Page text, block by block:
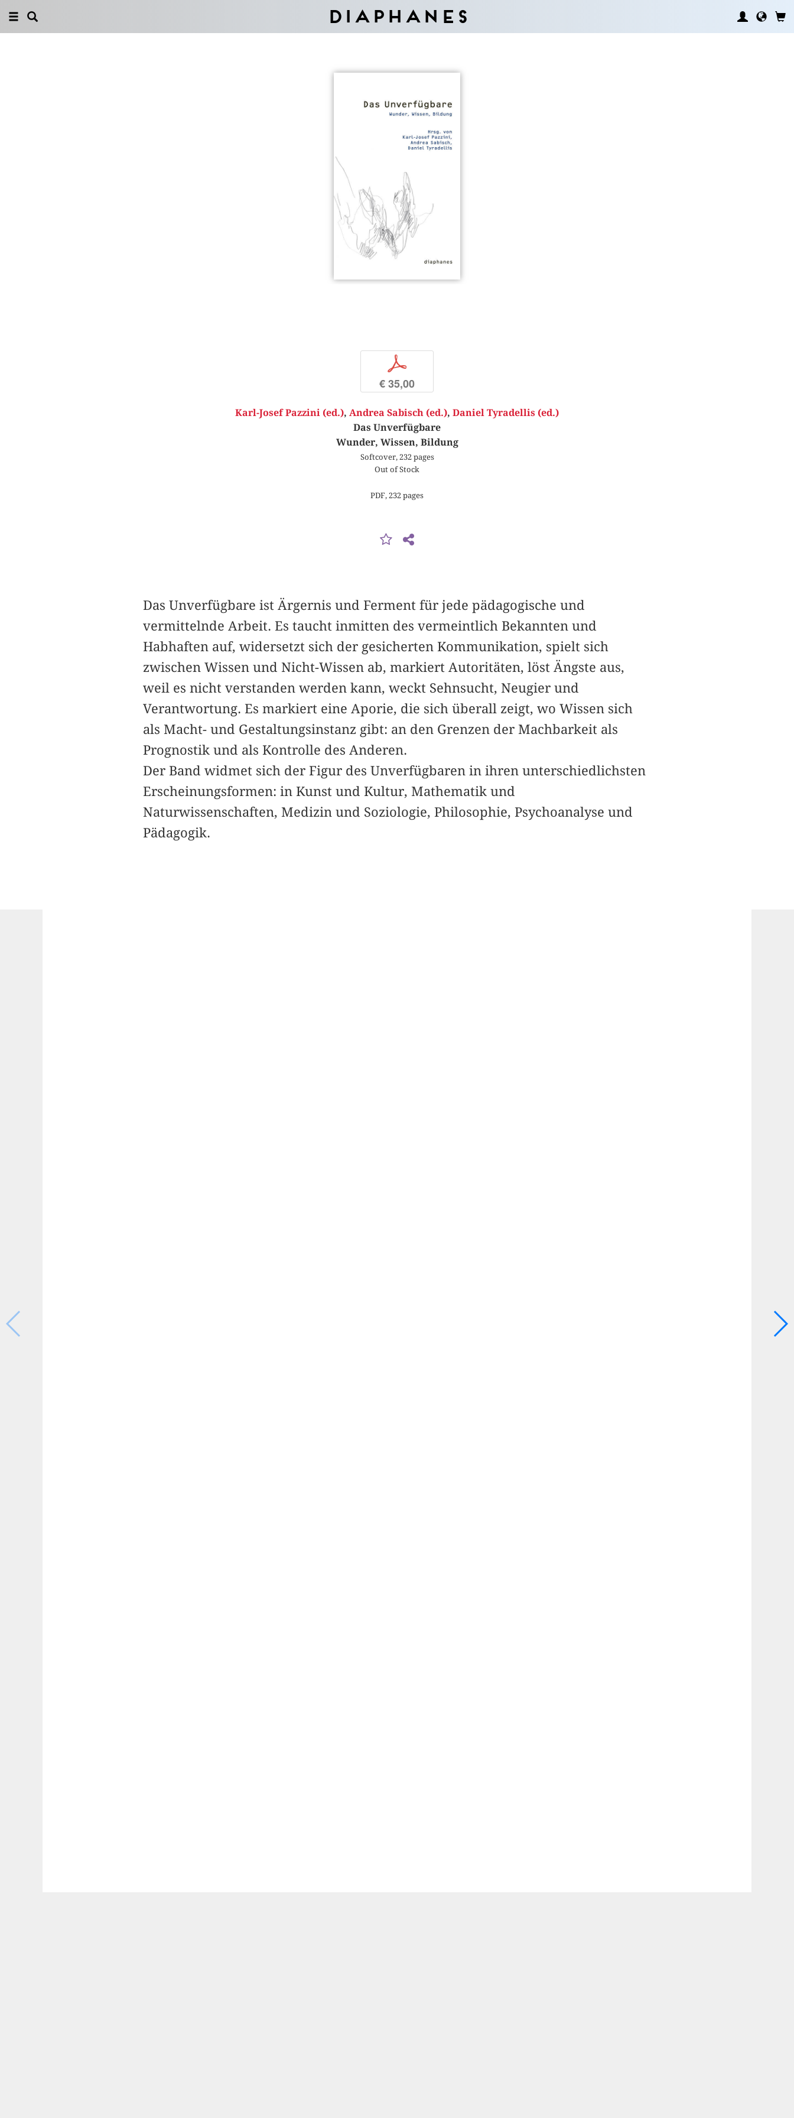
Diaphanes
p
€ 35,00
Karl-Josef Pazzini (ed.), Andrea Sabisch (ed.), Daniel Tyradellis (ed.)
Das Unverfügbare
Wunder, Wissen, Bildung
Softcover, 232 pages
Out of Stock
PDF, 232 pages
Das Unverfügbare ist Ärgernis und Ferment für jede pädagogische und
vermittelnde Arbeit. Es taucht inmitten des vermeintlich Bekannten und
Habhaften auf, widersetzt sich der gesicherten Kommunikation, spielt sich
zwischen Wissen und Nicht-Wissen ab, markiert Autoritäten, löst Ängste aus,
weil es nicht verstanden werden kann, weckt Sehnsucht, Neugier und
Verantwortung. Es markiert eine Aporie, die sich überall zeigt, wo Wissen sich
als Macht- und Gestaltungsinstanz gibt: an den Grenzen der Machbarkeit als
Prognostik und als Kontrolle des Anderen.
Der Band widmet sich der Figur des Unverfügbaren in ihren unterschiedlichsten
Erscheinungsformen: in Kunst und Kultur, Mathematik und
Naturwissenschaften, Medizin und Soziologie, Philosophie, Psychoanalyse und
Pädagogik.